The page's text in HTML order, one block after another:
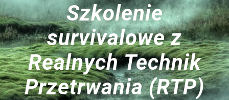
Szkolenie
survivalowe z
Realnych Technik
Przetrwania (RTP)